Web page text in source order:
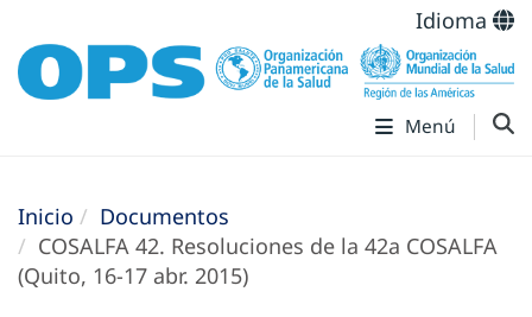
Idioma
Menú
Inicio
Documentos
COSALFA 42. Resoluciones de la 42a COSALFA
(Quito, 16-17 abr. 2015)